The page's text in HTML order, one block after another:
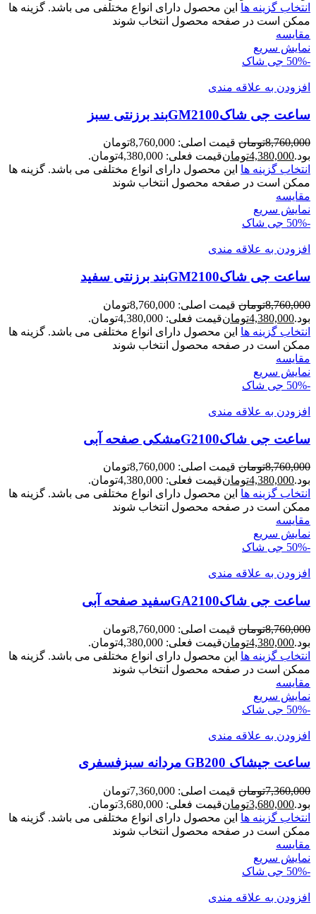
انتخاب گزینه ها این محصول دارای انواع مختلفی می باشد. گزینه ها
ممکن است در صفحه محصول انتخاب شوند
مقايسه
نمایش سریع
-50%
جی شاک
افزودن به علاقه مندی
ساعت جی شاکGM2100بند برزنتی سبز
8,760,000تومان
قیمت اصلی: 8,760,000تومان
بود.4,380,000تومانقیمت فعلی: 4,380,000تومان.
انتخاب گزینه ها این محصول دارای انواع مختلفی می باشد. گزینه ها
ممکن است در صفحه محصول انتخاب شوند
مقايسه
نمایش سریع
-50%
جی شاک
افزودن به علاقه مندی
ساعت جی شاکGM2100بند برزنتی سفيد
8,760,000تومان
قیمت اصلی: 8,760,000تومان
بود.4,380,000تومانقیمت فعلی: 4,380,000تومان.
انتخاب گزینه ها این محصول دارای انواع مختلفی می باشد. گزینه ها
ممکن است در صفحه محصول انتخاب شوند
مقايسه
نمایش سریع
-50%
جی شاک
افزودن به علاقه مندی
ساعت جی شاکG2100مشکی صفحه آبی
8,760,000تومان
قیمت اصلی: 8,760,000تومان
بود.4,380,000تومانقیمت فعلی: 4,380,000تومان.
انتخاب گزینه ها این محصول دارای انواع مختلفی می باشد. گزینه ها
ممکن است در صفحه محصول انتخاب شوند
مقايسه
نمایش سریع
-50%
جی شاک
افزودن به علاقه مندی
ساعت جی شاکGA2100سفيد صفحه آبی
8,760,000تومان
قیمت اصلی: 8,760,000تومان
بود.4,380,000تومانقیمت فعلی: 4,380,000تومان.
انتخاب گزینه ها این محصول دارای انواع مختلفی می باشد. گزینه ها
ممکن است در صفحه محصول انتخاب شوند
مقايسه
نمایش سریع
-50%
جی شاک
افزودن به علاقه مندی
ساعت جیشاک GB200 مردانه سبزفسفری
7,360,000تومان
قیمت اصلی: 7,360,000تومان
بود.3,680,000تومانقیمت فعلی: 3,680,000تومان.
انتخاب گزینه ها این محصول دارای انواع مختلفی می باشد. گزینه ها
ممکن است در صفحه محصول انتخاب شوند
مقايسه
نمایش سریع
-50%
جی شاک
افزودن به علاقه مندی